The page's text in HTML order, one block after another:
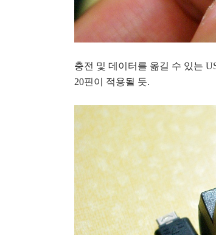
충전 및 데이터를 옮길 수 있는
20핀이 적용될 듯.